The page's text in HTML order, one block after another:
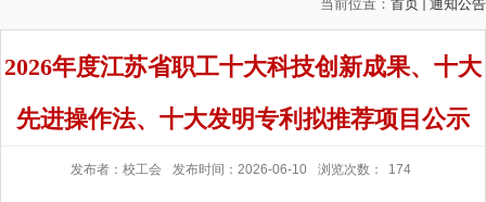
当前位置： 首页 通知公告
2026年度江苏省职工十大科技创新成果、十大
先进操作法、十大发明专利拟推荐项目公示
发布者：校工会 发布时间：2026-06-10 浏览次数： 174